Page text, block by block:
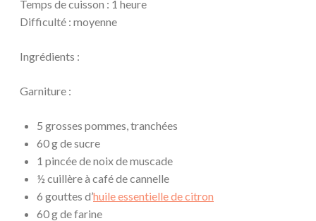
Temps de cuisson : 1 heure
Difficulté : moyenne
Ingrédients :
Garniture :
5 grosses pommes, tranchées
60 g de sucre
1 pincée de noix de muscade
½ cuillère à café de cannelle
6 gouttes d’huile essentielle de citron
60 g de farine